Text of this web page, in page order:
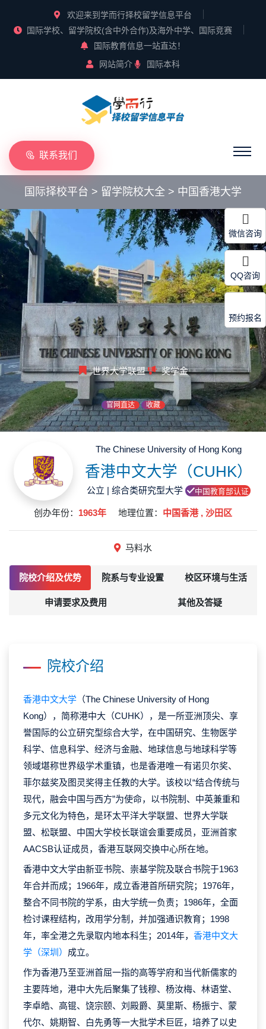
欢迎来到学而行择校留学信息平台
国际学校、留学院校(含中外合作)及海外中学、国际竞赛
国际教育信息一站直达！
网站简介
国际本科
联系我们
国际择校平台 > 留学院校大全 > 中国香港大学
世界大学联盟 奖学金
官网直达 收藏
The Chinese University of Hong Kong
香港中文大学（CUHK）
公立 | 综合类研究型大学 中国教育部认证
创办年份： 1963年 地理位置： 中国香港 , 沙田区
马料水
院校介绍及优势 院系与专业设置 校区环境与生活
申请要求及费用 其他及答疑
院校介绍
香港中文大学 （The Chinese University of Hong
Kong），简称港中大（CUHK），是一所亚洲顶尖、享
誉国际的公立研究型综合大学，在中国研究、生物医学
科学、信息科学、经济与金融、地球信息与地球科学等
领域堪称世界级学术重镇，也是香港唯一有诺贝尔奖、
菲尔兹奖及图灵奖得主任教的大学。该校以“结合传统与
现代，融会中国与西方”为使命，以书院制、中英兼重和
多元文化为特色，是环太平洋大学联盟、世界大学联
盟、松联盟、中国大学校长联谊会重要成员，亚洲首家
AACSB认证成员，香港互联网交换中心所在地。
香港中文大学由新亚书院、崇基学院及联合书院于1963
年合并而成；1966年，成立香港首所研究院；1976年，
整合不同书院的学系，由大学统一负责；1986年，全面
检讨课程结构，改用学分制，并加强通识教育；1998
年，率全港之先录取内地本科生；2014年， 香港中文大
学（深圳） 成立。
作为香港乃至亚洲首屈一指的高等学府和当代新儒家的
主要阵地，港中大先后聚集了钱穆、杨汝梅、林语堂、
李卓皓、高锟、饶宗颐、刘殿爵、莫里斯、杨振宁、蒙
代尔、姚期智、白先勇等一大批学术巨匠，培养了以史
微信咨询
QQ咨询
预约报名